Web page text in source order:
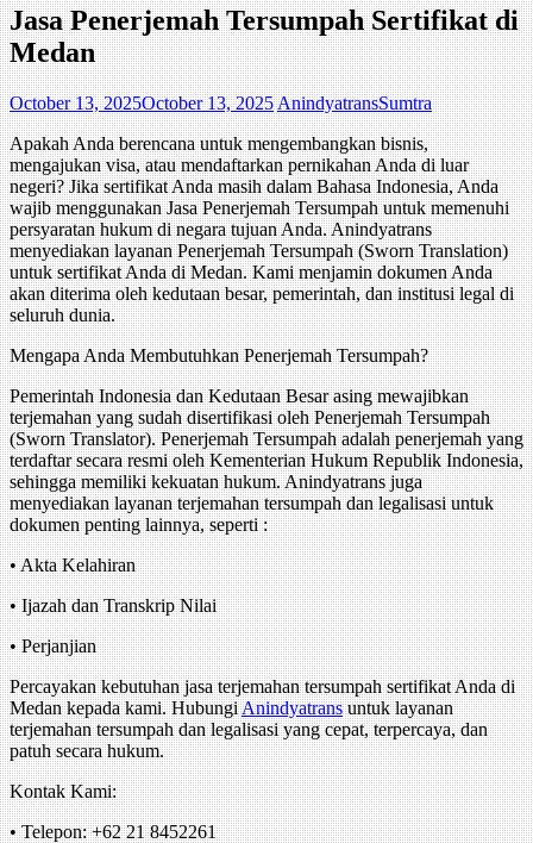
Jasa Penerjemah Tersumpah Sertifikat di
Medan
October 13, 2025October 13, 2025 AnindyatransSumtra
Apakah Anda berencana untuk mengembangkan bisnis,
mengajukan visa, atau mendaftarkan pernikahan Anda di luar
negeri? Jika sertifikat Anda masih dalam Bahasa Indonesia, Anda
wajib menggunakan Jasa Penerjemah Tersumpah untuk memenuhi
persyaratan hukum di negara tujuan Anda. Anindyatrans
menyediakan layanan Penerjemah Tersumpah (Sworn Translation)
untuk sertifikat Anda di Medan. Kami menjamin dokumen Anda
akan diterima oleh kedutaan besar, pemerintah, dan institusi legal di
seluruh dunia.
Mengapa Anda Membutuhkan Penerjemah Tersumpah?
Pemerintah Indonesia dan Kedutaan Besar asing mewajibkan
terjemahan yang sudah disertifikasi oleh Penerjemah Tersumpah
(Sworn Translator). Penerjemah Tersumpah adalah penerjemah yang
terdaftar secara resmi oleh Kementerian Hukum Republik Indonesia,
sehingga memiliki kekuatan hukum. Anindyatrans juga
menyediakan layanan terjemahan tersumpah dan legalisasi untuk
dokumen penting lainnya, seperti :
• Akta Kelahiran
• Ijazah dan Transkrip Nilai
• Perjanjian
Percayakan kebutuhan jasa terjemahan tersumpah sertifikat Anda di
Medan kepada kami. HubungiAnindyatransuntuk layanan
terjemahan tersumpah dan legalisasi yang cepat, terpercaya, dan
patuh secara hukum.
Kontak Kami:
• Telepon: +62 21 8452261